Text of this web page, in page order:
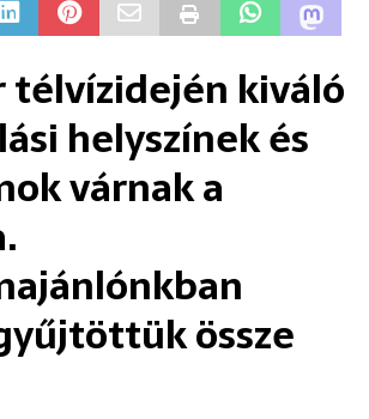
télvízidején kiváló
helyszínek és
várnak a
össze